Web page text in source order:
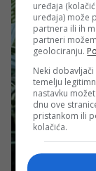
uređaja
uređaja) može
partnera ili ih
partneri
geolociranju.
Neki
temelju
nastavku
dnu ove
pristankom ili
kolačića.